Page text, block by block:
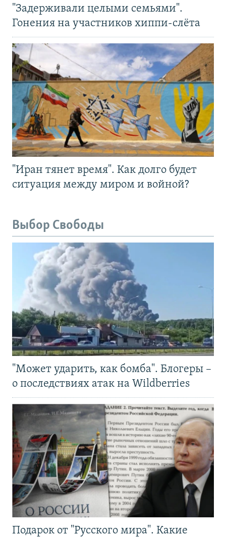
"Задерживали целыми семьями".
Гонения на участников хиппи-слёта
"Иран тянет время". Как долго будет
ситуация между миром и войной?
Выбор Свободы
"Может ударить, как бомба". Блогеры –
о последствиях атак на Wildberries
Подарок от "Русского мира". Какие